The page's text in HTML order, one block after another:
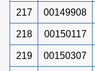
217 00149908
218 00150117
219 00150307